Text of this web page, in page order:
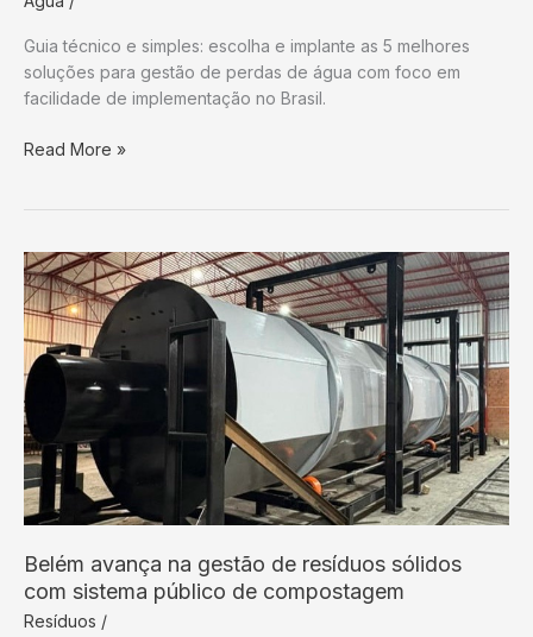
Guia técnico e simples: escolha e implante as 5 melhores
soluções para gestão de perdas de água com foco em
facilidade de implementação no Brasil.
Gestão
água:
5
softwares
imbatíveis
Read More »
Belém avança na gestão de resíduos sólidos
com sistema público de compostagem
Resíduos /